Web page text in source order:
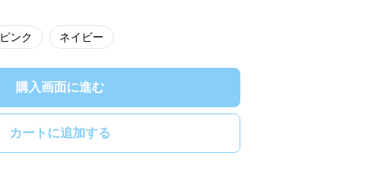
ピンク ネイビー
購入画面に進む
カートに追加する